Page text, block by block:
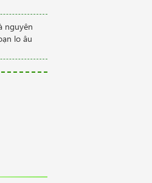
nguyên
lo âu